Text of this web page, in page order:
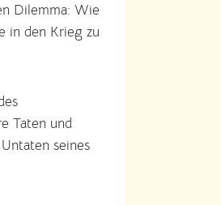
Dilemma: Wie
in den Krieg zu
Taten und
seines